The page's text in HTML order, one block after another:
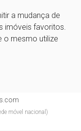
a mudança de
imóveis favoritos.
o mesmo utilize
móvel nacional)